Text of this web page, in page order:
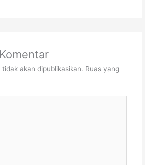
akan dipublikasikan. Ruas yang